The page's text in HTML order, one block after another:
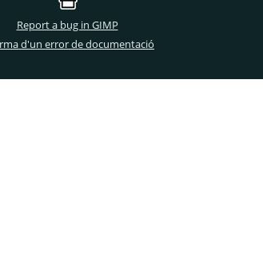
Report a bug in GIMP
d'un error de documentació